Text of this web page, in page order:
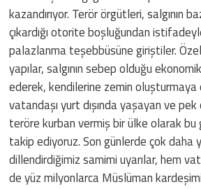
kazandırıyor. Terör örgütleri, salgının
çıkardığı otorite boşluğundan
palazlanma teşebbüsüne giriştiler.
yapılar, salgının sebep olduğu
ederek, kendilerine zemin oluşturmaya
vatandaşı yurt dışında yaşayan ve pek
teröre kurban vermiş bir ülke olarak
takip ediyoruz. Son günlerde çok daha
dillendirdiğimiz samimi uyarılar, hem
de yüz milyonlarca Müslüman